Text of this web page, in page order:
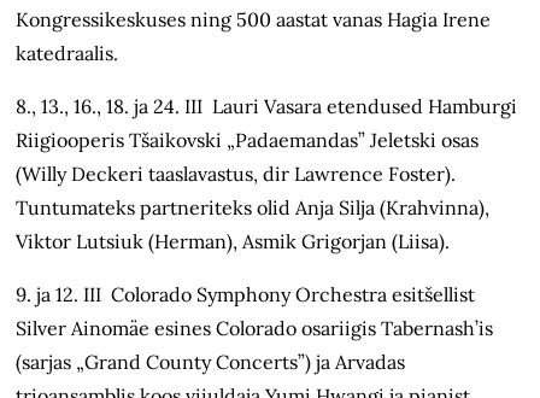
Kongressikeskuses ning 500 aastat vanas Hagia Irene
katedraalis.
8., 13., 16., 18. ja 24. III Lauri Vasara etendused Hamburgi
Riigiooperis Tšaikovski „Padaemandas” Jeletski osas
(Willy Deckeri taaslavastus, dir Lawrence Foster).
Tuntumateks partneriteks olid Anja Silja (Krahvinna),
Viktor Lutsiuk (Herman), Asmik Grigorjan (Liisa).
9. ja 12. III Colorado Symphony Orchestra esitšellist
Silver Ainomäe esines Colorado osariigis Tabernash’is
(sarjas „Grand County Concerts”) ja Arvadas